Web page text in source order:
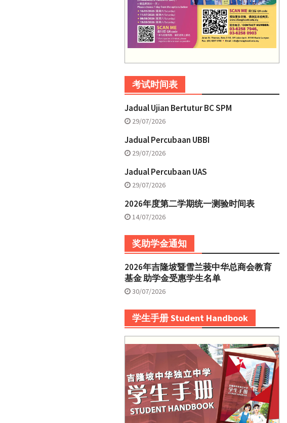
考试时间表
Jadual Ujian Bertutur BC SPM
29/07/2026
Jadual Percubaan UBBI
29/07/2026
Jadual Percubaan UAS
29/07/2026
2026年度第二学期统一测验时间表
14/07/2026
奖助学金通知
2026年吉隆坡暨雪兰莪中华总商会教育
基金 助学金受惠学生名单
30/07/2026
学生手册 Student Handbook